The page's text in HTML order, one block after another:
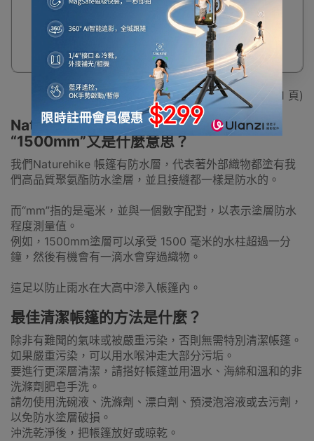
4.5kPa充氣 -燕麥
灰$242 $258
顯示 1 - 6 / 6 (共 1 頁)
Naturehike帳篷防水的定義是什麼？
“1500mm”又是什麼意思？
我們Naturehike 帳篷有防水層，代表著外部織物都塗有我
們高品質聚氨酯防水塗層，並且接縫都一樣是防水的。
而“mm”指的是毫米，並與一個數字配對，以表示塗層防水
程度測量值。
例如，1500mm塗層可以承受 1500 毫米的水柱超過一分
鐘，然後有機會有一滴水會穿過織物。
這足以防止雨水在大高中滲入帳篷內。
最佳清潔帳篷的方法是什麼？
除非有難聞的氣味或被嚴重污染，否則無需特別清潔帳篷。
如果嚴重污染，可以用水喉沖走大部分污垢。
要進行更深層清潔，請搭好帳篷並用溫水、海綿和溫和的非
洗滌劑肥皂手洗。
請勿使用洗碗液、洗滌劑、漂白劑、預浸泡溶液或去污劑，
以免防水塗層破損。
沖洗乾淨後，把帳篷放好或晾乾。